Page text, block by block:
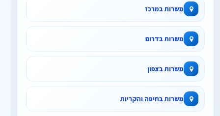
משרות במרכז
משרות בדרום
משרות בצפון
משרות בחיפה והקריות